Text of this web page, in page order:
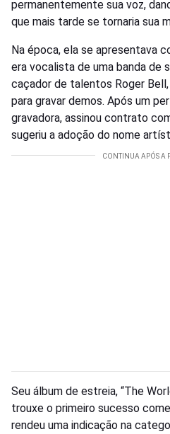
permanentemente sua voz,
que mais tarde se tornaria sua
Na época, ela se apresentava
era vocalista de uma banda de
caçador de talentos Roger
para gravar demos. Após um
gravadora, assinou contrato
sugeriu a adoção do nome
Seu álbum de estreia, “The
trouxe o primeiro sucesso
rendeu uma indicação na